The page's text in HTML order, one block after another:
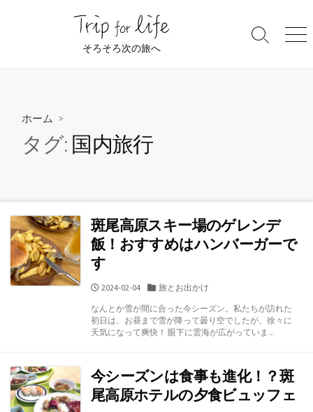
そろそろ次の旅へ
検
メ
ホーム >
タグ: 国内旅行
斑尾高原スキー場のゲレンデ
飯！おすすめはハンバーガーで
す
公
日
2024-02-04
カ
ゴ
リ
ー
旅とお出かけ
なんとか雪が間に合った今シーズン。私たちが訪れた
初日は、お昼まで雪が降って曇り空でしたが、徐々に
天気になって爽快！ 眼下に雲海が広がっていま...
今シーズンは食事も進化！？斑
尾高原ホテルの夕食ビュッフェ